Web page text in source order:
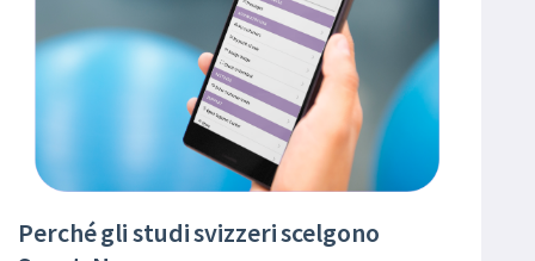
Perché gli studi svizzeri scelgono